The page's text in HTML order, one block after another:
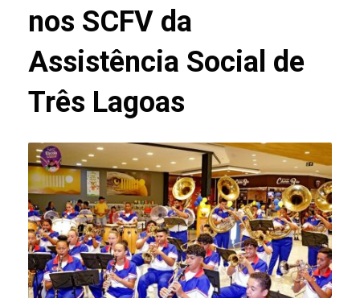
nos SCFV da
Assistência Social de
Três Lagoas